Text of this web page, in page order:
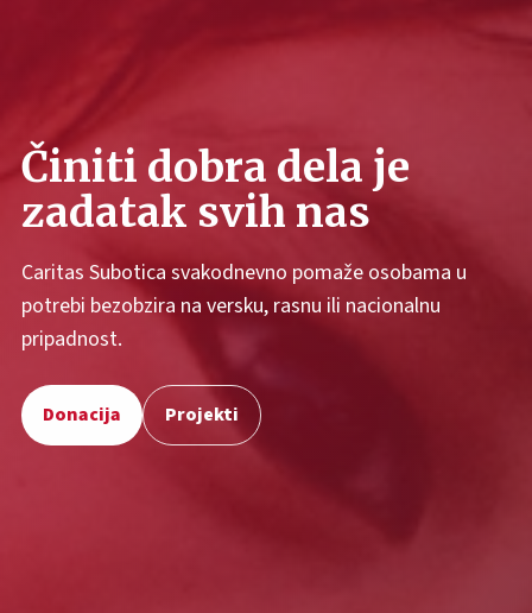
Činiti dobra dela je
zadatak svih nas
Caritas Subotica svakodnevno pomaže osobama u
potrebi bezobzira na versku, rasnu ili nacionalnu
pripadnost.
Donacija Projekti